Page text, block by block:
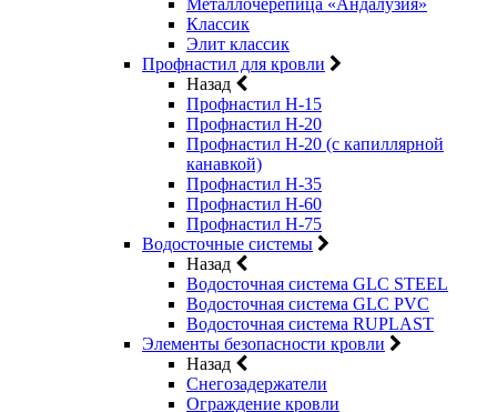
Металлочерепица «Андалузия»
Классик
Элит классик
Профнастил для кровли
Назад
Профнастил Н-15
Профнастил Н-20
Профнастил Н-20 (с капиллярной
канавкой)
Профнастил Н-35
Профнастил Н-60
Профнастил Н-75
Водосточные системы
Назад
Водосточная система GLC STEEL
Водосточная система GLC PVC
Водосточная система RUPLAST
Элементы безопасности кровли
Назад
Снегозадержатели
Ограждение кровли